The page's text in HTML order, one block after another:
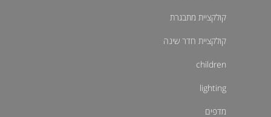
קולקציית מתבגרת
קולקציית חדר שינה
children
lighting
מדפים